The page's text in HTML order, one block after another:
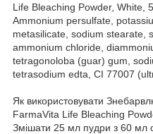
Life Bleaching Powder, White,
Ammonium persulfate,
metasilicate, sodium stearate,
ammonium chloride,
tetragonoloba (guar) gum,
tetrasodium edta, CI 77007
Як використовувати
FarmaVita Life Bleaching
Змішати 25 мл пудри з 60 мл